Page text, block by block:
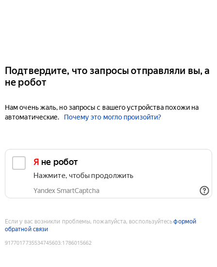
Подтвердите, что запросы отправляли вы, а
не робот
Нам очень жаль, но запросы с вашего устройства похожи на
автоматические.
Почему это могло произойти?
Я не робот
Нажмите, чтобы продолжить
Yandex SmartCaptcha
Если у вас возникли проблемы, пожалуйста, воспользуйтесьформой
обратной связи
9177017735534745603:1786015662